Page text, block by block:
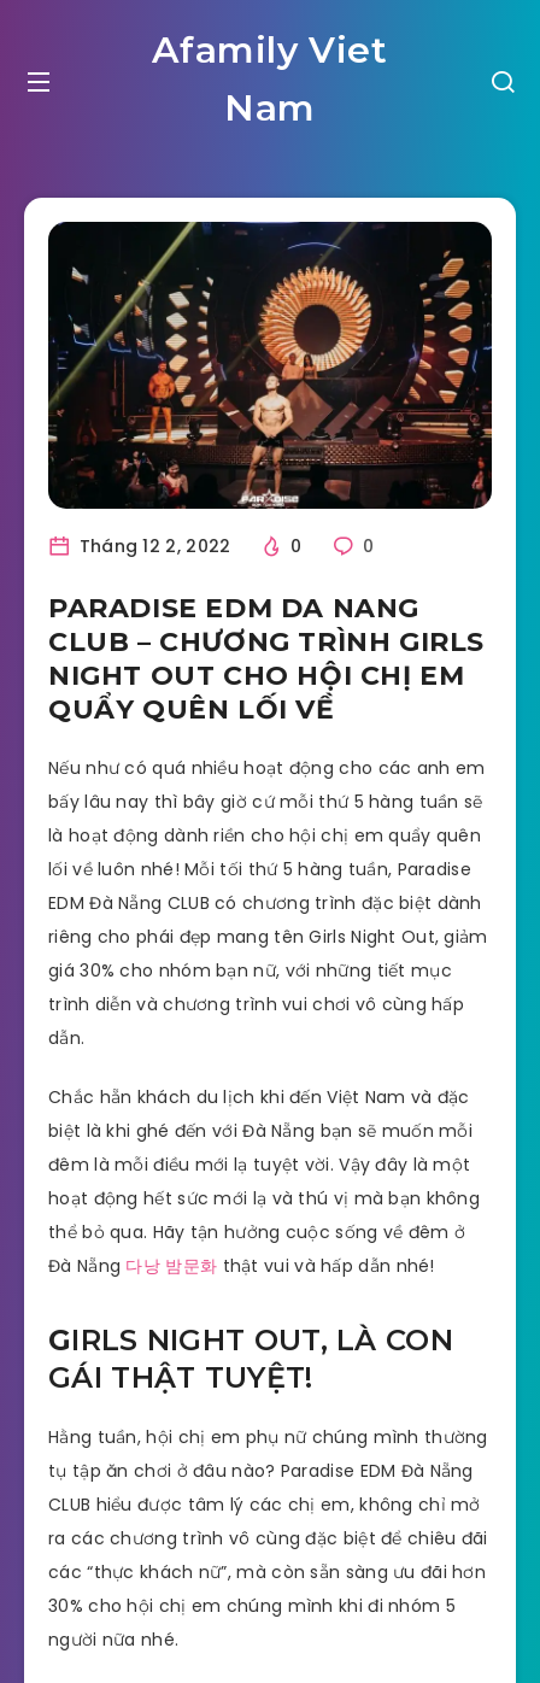
Afamily Viet
Nam
Tháng 12 2, 2022 0 0
PARADISE EDM DA NANG
CLUB – CHƯƠNG TRÌNH GIRLS
NIGHT OUT CHO HỘI CHỊ EM
QUẨY QUÊN LỐI VỀ
Nếu như có quá nhiều hoạt động cho các anh em
bấy lâu nay thì bây giờ cứ mỗi thứ 5 hàng tuần sẽ
là hoạt động dành riền cho hội chị em quẩy quên
lối về luôn nhé! Mỗi tối thứ 5 hàng tuần, Paradise
EDM Đà Nẵng CLUB có chương trình đặc biệt dành
riêng cho phái đẹp mang tên Girls Night Out, giảm
giá 30% cho nhóm bạn nữ, với những tiết mục
trình diễn và chương trình vui chơi vô cùng hấp
dẫn.
Chắc hẵn khách du lịch khi đến Việt Nam và đặc
biệt là khi ghé đến với Đà Nẵng bạn sẽ muốn mỗi
đêm là mỗi điều mới lạ tuyệt vời. Vậy đây là một
hoạt động hết sức mới lạ và thú vị mà bạn không
thể bỏ qua. Hãy tận hưởng cuộc sống về đêm ở
Đà Nẵng 다낭 밤문화 thật vui và hấp dẫn nhé!
GIRLS NIGHT OUT, LÀ CON
GÁI THẬT TUYỆT!
Hằng tuần, hội chị em phụ nữ chúng mình thường
tụ tập ăn chơi ở đâu nào? Paradise EDM Đà Nẵng
CLUB hiểu được tâm lý các chị em, không chỉ mở
ra các chương trình vô cùng đặc biệt để chiêu đãi
các “thực khách nữ”, mà còn sẵn sàng ưu đãi hơn
30% cho hội chị em chúng mình khi đi nhóm 5
người nữa nhé.